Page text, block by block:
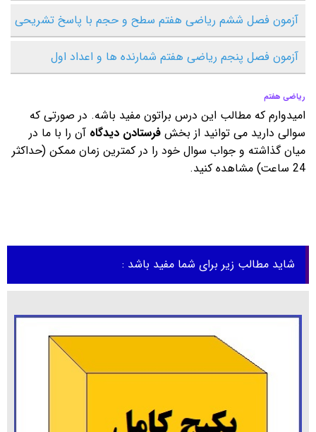
آزمون فصل ششم ریاضی هفتم سطح و حجم با پاسخ تشریحی
آزمون فصل پنجم ریاضی هفتم شمارنده ها و اعداد اول
ریاضی هفتم
امیدوارم که مطالب این درس براتون مفید باشه. در صورتی که
سوالی دارید می توانید از بخش فرستادن دیدگاه آن را با ما در
میان گذاشته و جواب سوال خود را در کمترین زمان ممکن (حداکثر
24 ساعت) مشاهده کنید.
شاید مطالب زیر برای شما مفید باشد :